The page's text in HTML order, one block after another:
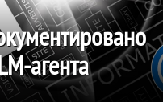
агента